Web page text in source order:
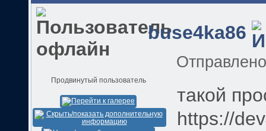
buse4ka86
Продвинутый пользователь
такой
https://